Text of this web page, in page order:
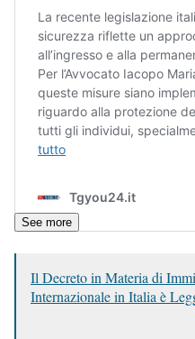
See more
Il Decreto in Materia di
Internazionale in Italia è